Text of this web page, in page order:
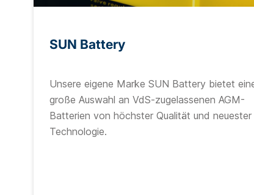
SUN Battery
Unsere eigene Marke SUN Battery bietet
große Auswahl an VdS-zugelassenen AGM-
Batterien von höchster Qualität und neuester
Technologie.